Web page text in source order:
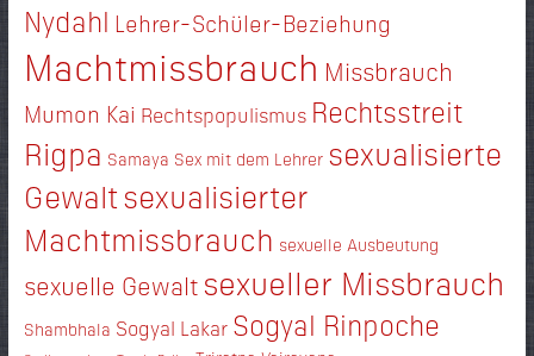
Nydahl Lehrer-Schüler-Beziehung
Machtmissbrauch Missbrauch
Mumon Kai Rechtspopulismus Rechtsstreit
Rigpa Samaya Sex mit dem Lehrer sexualisierte
Gewaltsexualisierter
Machtmissbrauch sexuelle Ausbeutung
sexuelle Gewalt sexueller Missbrauch
Shambhala Sogyal Lakar Sogyal Rinpoche